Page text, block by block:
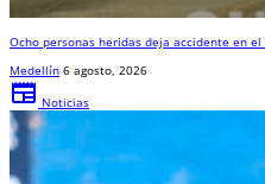
Ocho personas heridas deja accidente en
Medellín 6 agosto, 2026
newspaper Noticias